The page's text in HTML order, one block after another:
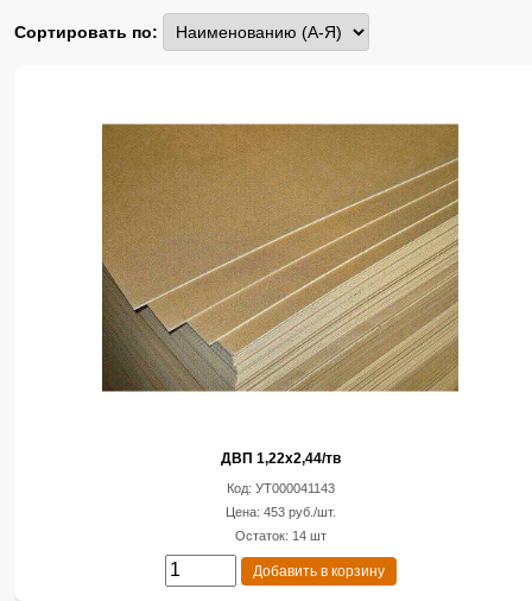
Сортировать по:
ДВП 1,22х2,44/тв
Код: УТ000041143
Цена: 453 руб./шт.
Остаток: 14 шт
Добавить в корзину